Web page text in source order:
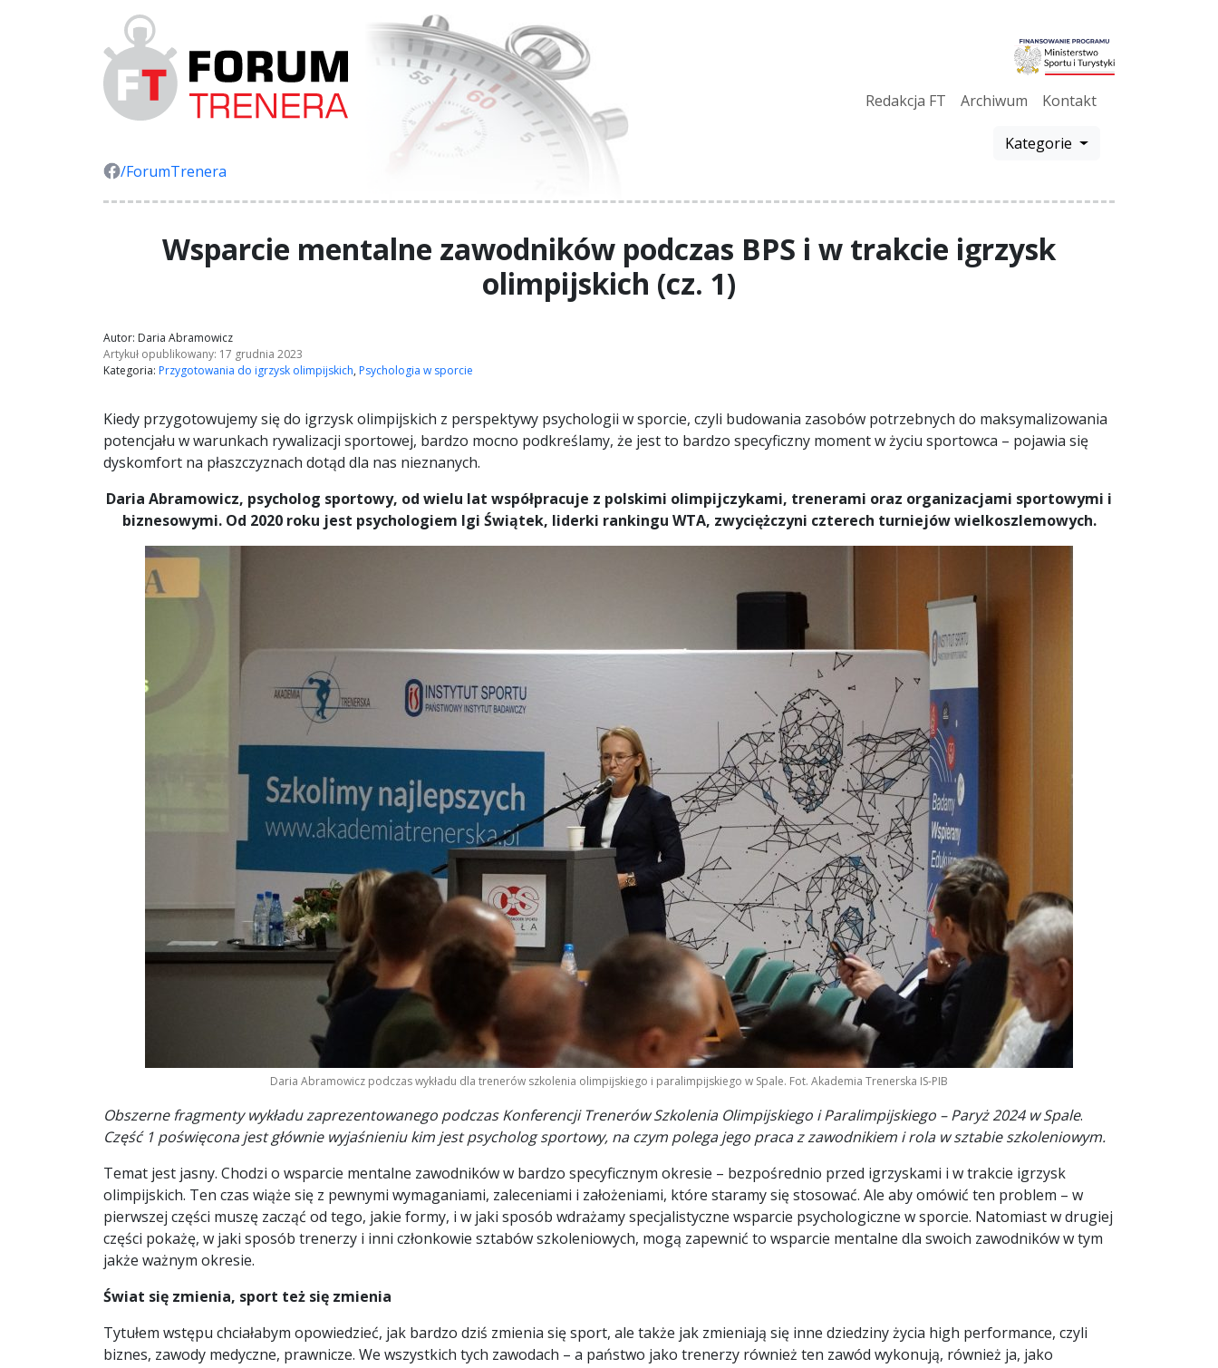
/ForumTrenera
Redakcja FT Archiwum Kontakt
Kategorie
Wsparcie mentalne zawodników podczas BPS i w trakcie igrzysk
olimpijskich (cz. 1)
Autor: Daria Abramowicz
Artykuł opublikowany: 17 grudnia 2023
Kategoria: Przygotowania do igrzysk olimpijskich, Psychologia w sporcie
Kiedy przygotowujemy się do igrzysk olimpijskich z perspektywy psychologii w sporcie, czyli budowania zasobów potrzebnych do maksymalizowania
potencjału w warunkach rywalizacji sportowej, bardzo mocno podkreślamy, że jest to bardzo specyficzny moment w życiu sportowca – pojawia się
dyskomfort na płaszczyznach dotąd dla nas nieznanych.
Daria Abramowicz, psycholog sportowy, od wielu lat współpracuje z polskimi olimpijczykami, trenerami oraz organizacjami sportowymi i
biznesowymi. Od 2020 roku jest psychologiem Igi Świątek, liderki rankingu WTA, zwyciężczyni czterech turniejów wielkoszlemowych.
Daria Abramowicz podczas wykładu dla trenerów szkolenia olimpijskiego i paralimpijskiego w Spale. Fot. Akademia Trenerska IS-PIB
Obszerne fragmenty wykładu zaprezentowanego podczas Konferencji Trenerów Szkolenia Olimpijskiego i Paralimpijskiego – Paryż 2024 w Spale.
Część 1 poświęcona jest głównie wyjaśnieniu kim jest psycholog sportowy, na czym polega jego praca z zawodnikiem i rola w sztabie szkoleniowym.
Temat jest jasny. Chodzi o wsparcie mentalne zawodników w bardzo specyficznym okresie – bezpośrednio przed igrzyskami i w trakcie igrzysk
olimpijskich. Ten czas wiąże się z pewnymi wymaganiami, zaleceniami i założeniami, które staramy się stosować. Ale aby omówić ten problem – w
pierwszej części muszę zacząć od tego, jakie formy, i w jaki sposób wdrażamy specjalistyczne wsparcie psychologiczne w sporcie. Natomiast w drugiej
części pokażę, w jaki sposób trenerzy i inni członkowie sztabów szkoleniowych, mogą zapewnić to wsparcie mentalne dla swoich zawodników w tym
jakże ważnym okresie.
Świat się zmienia, sport też się zmienia
Tytułem wstępu chciałabym opowiedzieć, jak bardzo dziś zmienia się sport, ale także jak zmieniają się inne dziedziny życia high performance, czyli
biznes, zawody medyczne, prawnicze. We wszystkich tych zawodach – a państwo jako trenerzy również ten zawód wykonują, również ja, jako